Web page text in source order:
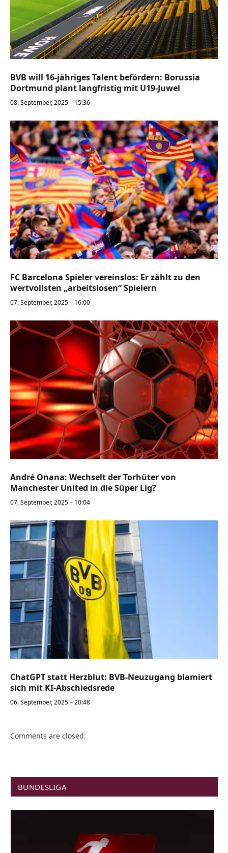
BVB will 16-jähriges Talent befördern: Borussia
Dortmund plant langfristig mit U19-Juwel
08. September, 2025 – 15:36
FC Barcelona Spieler vereinslos: Er zählt zu den
wertvollsten „arbeitslosen“ Spielern
07. September, 2025 – 16:00
André Onana: Wechselt der Torhüter von
Manchester United in die Süper Lig?
07. September, 2025 – 10:04
ChatGPT statt Herzblut: BVB-Neuzugang blamiert
sich mit KI-Abschiedsrede
06. September, 2025 – 20:48
Comments are closed.
BUNDESLIGA